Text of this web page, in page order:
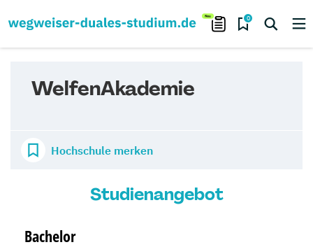
0
WelfenAkademie
Hochschule merken
Studienangebot
Bachelor